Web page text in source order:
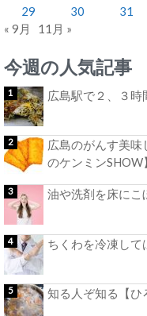
29
30
31
« 9月
11月 »
今週の人気記事
広島駅で２、３
広島のがんす美
のケンミンSHOW】
油や洗剤を床にこ
ちくわを冷凍して
知る人ぞ知る【ひ